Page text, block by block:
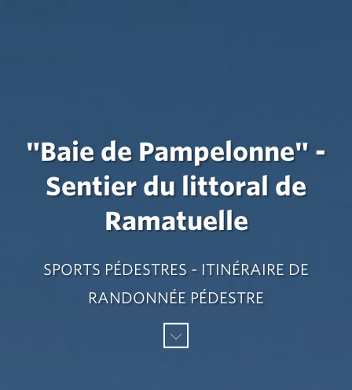
"Baie de Pampelonne" -
Sentier du littoral de
Ramatuelle
SPORTS PÉDESTRES - ITINÉRAIRE DE
RANDONNÉE PÉDESTRE